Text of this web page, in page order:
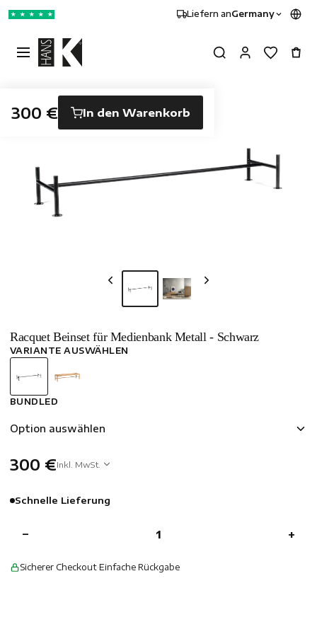
★ ★ ★ ★ ★ Liefern anGermany
Racquet Beinset für Medienbank Metall - Schwarz
VARIANTE AUSWÄHLEN
BUNDLED
Option auswählen
300 €Inkl. MwSt.
Schnelle Lieferung
− +
Sicherer Checkout·Einfache Rückgabe
300 € In den Warenkorb